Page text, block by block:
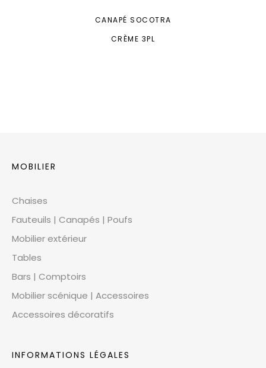
CANAPÉ SOCOTRA
CRÈME 3PL
MOBILIER
Chaises
Fauteuils | Canapés | Poufs
Mobilier extérieur
Tables
Bars | Comptoirs
Mobilier scénique | Accessoires
Accessoires décoratifs
INFORMATIONS LÉGALES